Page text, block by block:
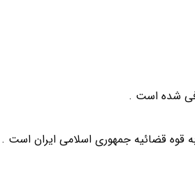
شده است .
قوه قضائیه جمهوری اسلامی ایران است .